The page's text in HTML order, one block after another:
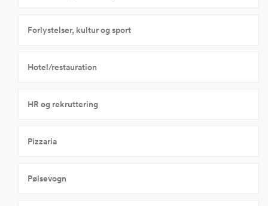
Forlystelser, kultur og sport
Hotel/restauration
HR og rekruttering
Pizzaria
Pølsevogn